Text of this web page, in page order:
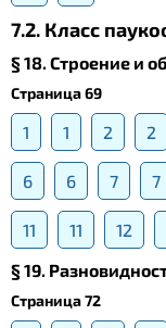
7.2. Класс
§ 18. Строение и
Страница 69
1 1 2 2
6 6 7 7
11 11 12
§ 19.
Страница 72